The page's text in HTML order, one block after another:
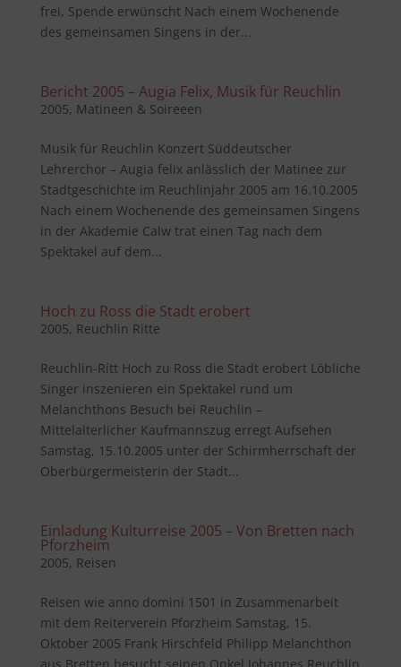
frei, Spende erwünscht Nach einem Wochenende
des gemeinsamen Singens in der...
Bericht 2005 – Augia Felix, Musik für Reuchlin
2005, Matineen & Soireeen
Musik für Reuchlin Konzert Süddeutscher
Lehrerchor – Augia felix anlässlich der Matinee zur
Stadtgeschichte im Reuchlinjahr 2005 am 16.10.2005
Nach einem Wochenende des gemeinsamen Singens
in der Akademie Calw trat einen Tag nach dem
Spektakel auf dem...
Hoch zu Ross die Stadt erobert
2005, Reuchlin Ritte
Reuchlin-Rítt Hoch zu Ross die Stadt erobert Löbliche
Singer inszenieren ein Spektakel rund um
Melanchthons Besuch bei Reuchlin –
Mittelalterlicher Kaufmannszug erregt Aufsehen
Samstag, 15.10.2005 unter der Schirmherrschaft der
Oberbürgermeisterin der Stadt...
Einladung Kulturreise 2005 – Von Bretten nach
Pforzheim
2005, Reisen
Reisen wie anno domini 1501 in Zusammenarbeit
mit dem Reiterverein Pforzheim Samstag, 15.
Oktober 2005 Frank Hirschfeld Philipp Melanchthon